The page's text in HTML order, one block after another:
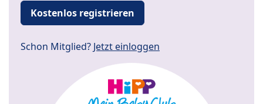
Kostenlos registrieren
Schon Mitglied? Jetzt einloggen